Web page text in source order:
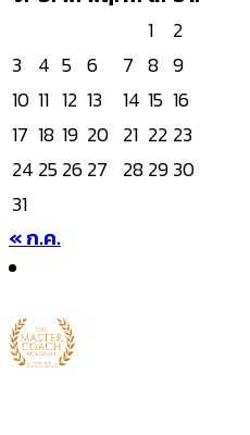
1
2
3 4 5 6 7 8 9
10 11 12 13 14 15 16
17 18 19 20 21 22 23
24 2526 27 282930
31
« ก.ค.